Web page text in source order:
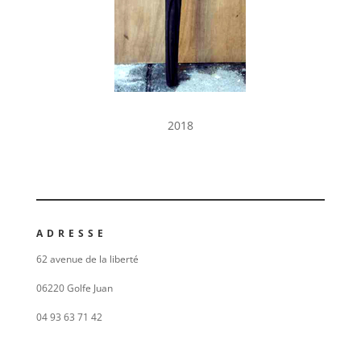
2018
ADRESSE
62 avenue de la liberté
06220 Golfe Juan
04 93 63 71 42